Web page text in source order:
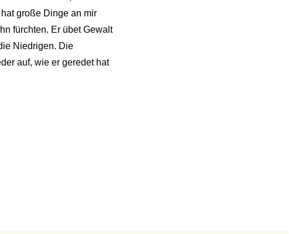
große Dinge an mir
fürchten. Er übet Gewalt
Niedrigen. Die
auf, wie er geredet hat